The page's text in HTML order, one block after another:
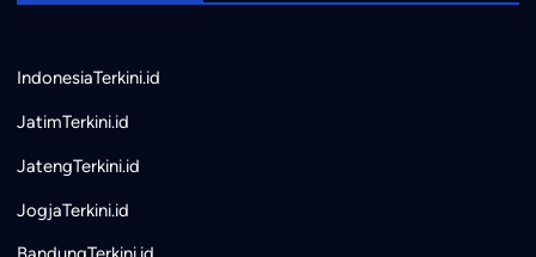
IndonesiaTerkini.id
JatimTerkini.id
JatengTerkini.id
JogjaTerkini.id